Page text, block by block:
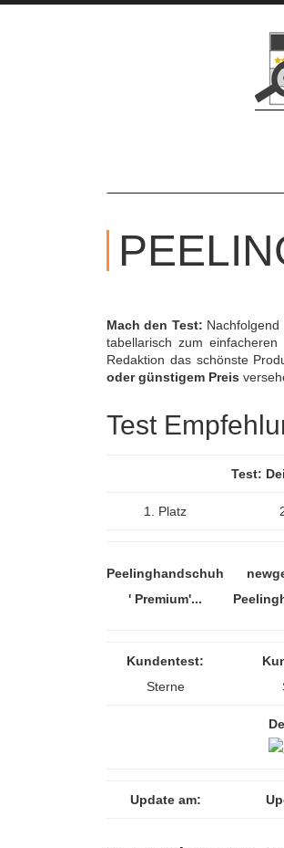
Mach den Test:
tabellarisch zum einfacheren
Redaktion das schönste
oder günstigem Preis
Test
Test:
1. Platz
Peelinghandschuh
' Premium'...
Kundentest:
Sterne
Update am: